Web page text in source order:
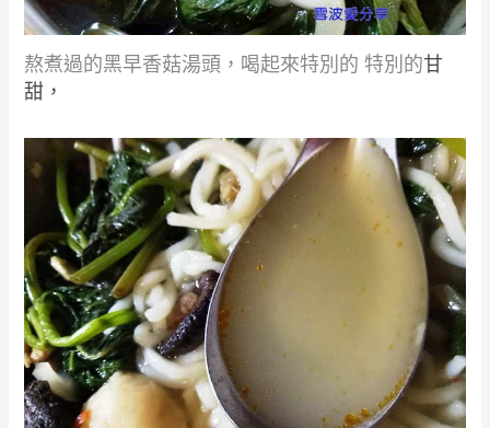
熬煮過的黑早香菇湯頭，喝起來特別的 特別的甘
甜 ，